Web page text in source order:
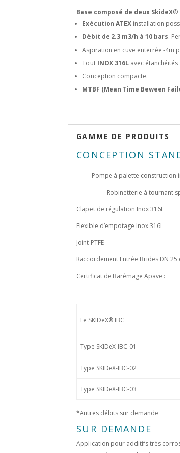
Base composé de deux SkideX®
Exécution ATEX installation
Débit de 2.3 m3/h à 10 bars.
Aspiration en cuve enterrée -4m
Tout INOX 316L avec étanchéités
Conception compacte.
MTBF (Mean Time Beween
GAMME DE PRODUITS
CONCEPTION
Pompe à palette construction
Robinetterie à tournant
Clapet de régulation Inox 316L
Flexible d’empotage Inox 316L
Joint PTFE
Raccordement Entrée Brides DN 25
Certificat de Barémage Apave :
Le SKIDeX® IBC
Type SKIDeX-IBC-01
Type SKIDeX-IBC-02
Type SKIDeX-IBC-03
*Autres débits sur demande
SUR DEMANDE
Application pour additifs très